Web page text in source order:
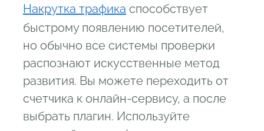
Накрутка трафика способствует
быстрому появлению посетителей,
но обычно все системы проверки
распознают искусственные метод
развития. Вы можете переходить от
счетчика к онлайн-сервису, а после
выбрать плагин. Используйте